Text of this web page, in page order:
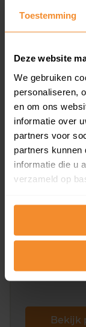
Toestemming
Deze website
We gebruiken
personaliseren,
en om ons
informatie over
partners voor
partners kunnen
informatie die u
verzameld op
Een overzicht
en
Bekijk
Direct
Een
dit inclusief
Bekijk